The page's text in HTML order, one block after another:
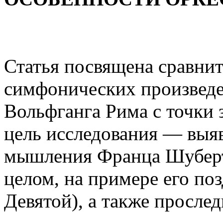
Статья посвящена
симфонических
Вольфганга Рима с точки
цель исследования —
мышления Франца
целом, на примере его
Девятой), а также